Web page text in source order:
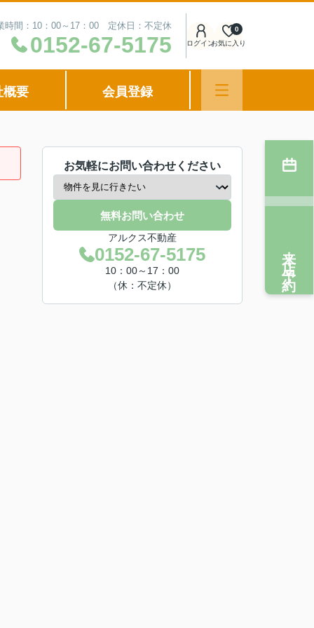
時間：10：00～17：00 定休日：不定休
0152-67-5175 ログインお気に入り
0
概要 会員登録
お気軽にお問い合わせください
無料お問い合わせ
アルクス不動産
0152-67-5175
10：00～17：00
（休：不定休）
来店予約